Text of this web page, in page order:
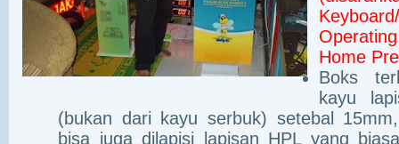
Home
Boks
kayu
(bukan dari kayu serbuk) setebal
bisa juga dilapisi lapisan HPL yang